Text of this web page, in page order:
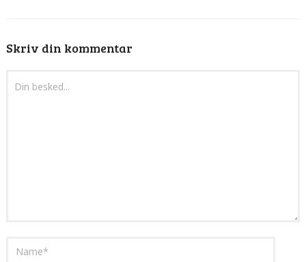
Skriv din kommentar